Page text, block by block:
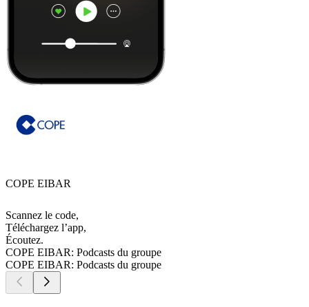
COPE EIBAR
Scannez le code,
Téléchargez l’app,
Écoutez.
COPE EIBAR: Podcasts du groupe
COPE EIBAR: Podcasts du groupe